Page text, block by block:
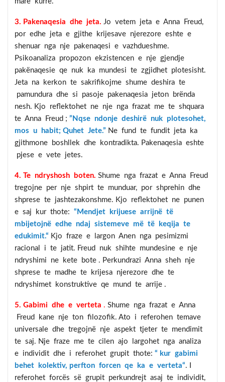
3. Pakenaqesia dhe jeta. Jo vetem jeta e Anna Freud,
por edhe jeta e gjithe krijesave njerezore eshte e
shenuar nga nje pakenaqesi e vazhdueshme.
Psikoanaliza propozon ekzistencen e nje gjendje
pakënaqesie qe nuk ka mundesi te zgjidhet plotesisht.
Jeta na kerkon te sakrifikojme shume deshira te
pamundura dhe si pasoje pakenaqesia jeton brënda
nesh. Kjo reflektohet ne nje nga frazat me te shquara
te Anna Freud ; ”Nqse ndonje deshirë nuk plotesohet,
mos u habit; Quhet Jete.” Ne fund te fundit jeta ka
gjithmone boshllek dhe kontradikta. Pakenaqesia eshte
pjese e vete jetes.
4. Te ndryshosh boten. Shume nga frazat e Anna Freud
tregojne per nje shpirt te munduar, por shprehin dhe
shprese te jashtezakonshme. Kjo reflektohet ne punen
e saj kur thote: “Mendjet krijuese arrijnë të
mbijetojnë edhe ndaj sistemeve më të keqija te
edukimit.“ Kjo fraze e largon Anen nga pesimizmi
racional i te jatit. Freud nuk shihte mundesine e nje
ndryshimi ne kete bote . Perkundrazi Anna sheh nje
shprese te madhe te krijesa njerezore dhe te
ndryshimet konstruktive qe mund te arrije .
5. Gabimi dhe e verteta . Shume nga frazat e Anna
Freud kane nje ton filozofik. Ato i referohen temave
universale dhe tregojnë nje aspekt tjeter te mendimit
te saj. Nje fraze me te cilen ajo largohet nga analiza
e individit dhe i referohet grupit thote: “ kur gabimi
behet kolektiv, perfton forcen qe ka e verteta“. I
referohet forcës së grupit perkundrejt asaj te individit,